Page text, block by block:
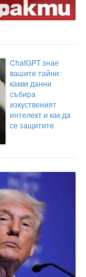
ChatGPT знае
вашите тайни:
какви данни
събира
изкуственият
интелект и как да
се защитите